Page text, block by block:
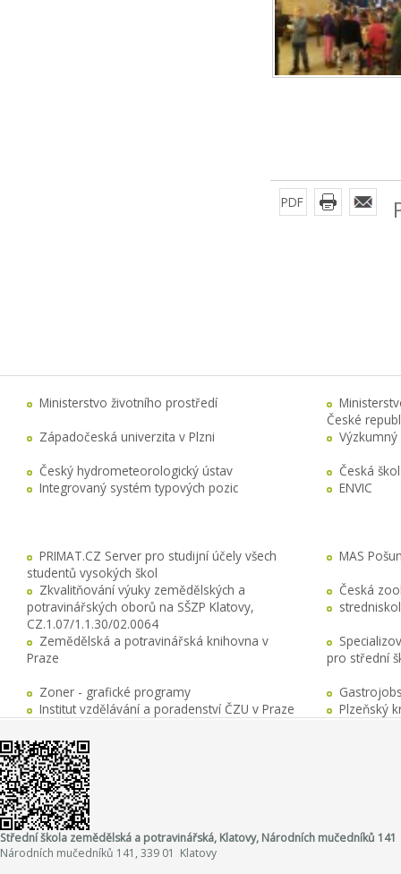
PDF
Ministerstvo životního prostředí
České
Západočeská univerzita v Plzni
Český hydrometeorologický ústav
Česká
Integrovaný systém typových pozic
ENVIC
PRIMAT.CZ Server pro studijní účely všech
studentů vysokých škol
MAS
Zkvalitňování výuky zemědělských a
potravinářských oborů na SŠZP Klatovy,
CZ.1.07/1.1.30/02.0064
Česká
Zemědělská a potravinářská knihovna v
Praze
pro střední
Zoner - grafické programy
Institut vzdělávání a poradenství ČZU v Praze
Plzeňský
Střední škola zemědělská a potravinářská, Klatovy, Národních mučedníků 141
Národních mučedníků 141, 339 01 Klatovy